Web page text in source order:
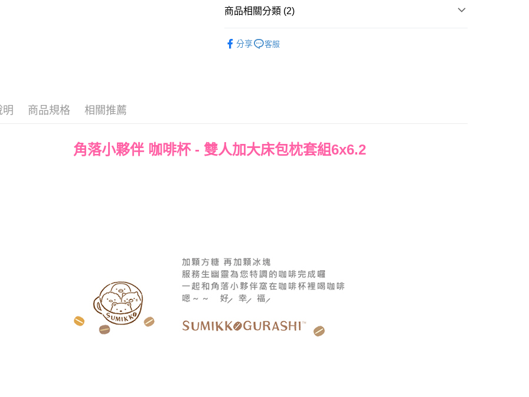
ATM付款
宅配
商品相關分類 (2)
分享 客服
明 商品規格 相關推薦
角落小夥伴 咖啡杯 - 雙人加大床包枕套組6x6.2